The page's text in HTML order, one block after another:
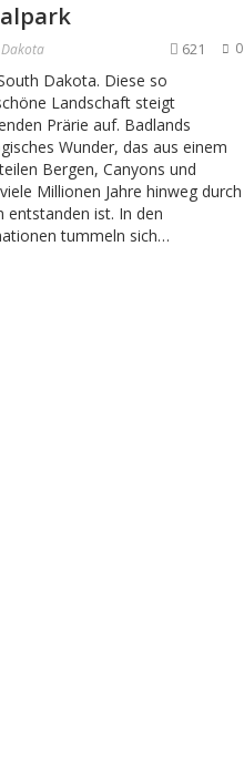
0
621
Dakota. Diese so
Landschaft steigt
Prärie auf. Badlands
Wunder, das aus einem
Bergen, Canyons und
Millionen Jahre hinweg durch
entstanden ist. In den
tummeln sich…